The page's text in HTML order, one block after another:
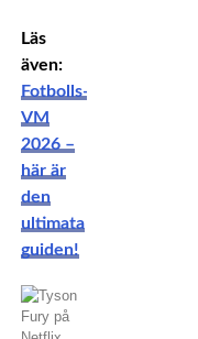
Läs
även:
Fotbolls-
VM
2026 –
här är
den
ultimata
guiden!